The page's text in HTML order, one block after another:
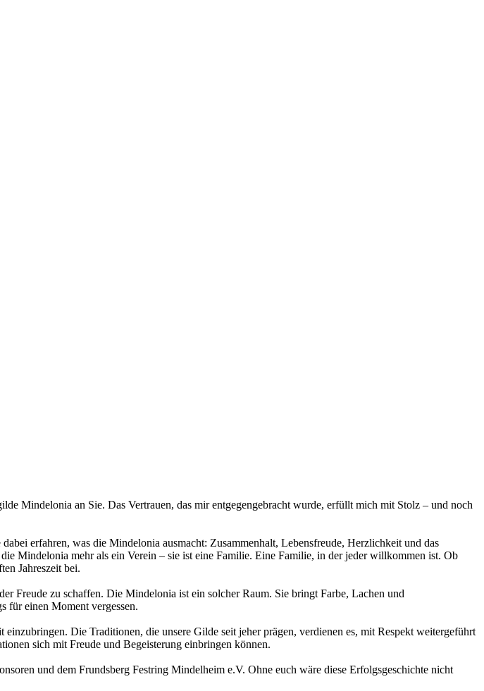
Mindelonia an Sie. Das Vertrauen, das mir entgegengebracht wurde, erfüllt mich mit Stolz – und noch
erfahren, was die Mindelonia ausmacht: Zusammenhalt, Lebensfreude, Herzlichkeit und das
Mindelonia mehr als ein Verein – sie ist eine Familie. Eine Familie, in der jeder willkommen ist. Ob
Jahreszeit bei.
Freude zu schaffen. Die Mindelonia ist ein solcher Raum. Sie bringt Farbe, Lachen und
für einen Moment vergessen.
Die Traditionen, die unsere Gilde seit jeher prägen, verdienen es, mit Respekt weitergeführt
sich mit Freude und Begeisterung einbringen können.
und dem Frundsberg Festring Mindelheim e.V. Ohne euch wäre diese Erfolgsgeschichte nicht